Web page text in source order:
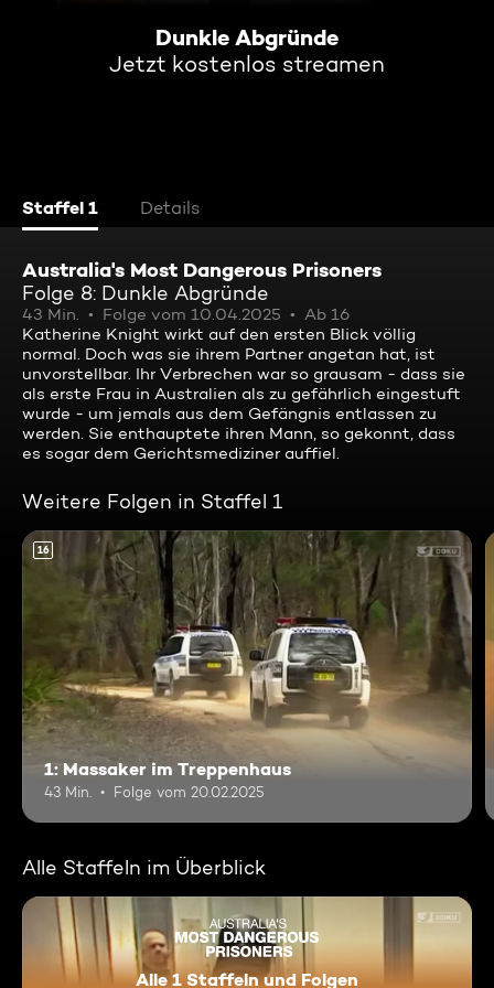
Dunkle Abgründe
Jetzt kostenlos streamen
Staffel 1 Details
Australia's Most Dangerous Prisoners
Folge 8: Dunkle Abgründe
43 Min. Folge vom 10.04.2025
Ab 16
Katherine Knight wirkt auf den ersten Blick völlig
normal. Doch was sie ihrem Partner angetan hat, ist
unvorstellbar. Ihr Verbrechen war so grausam - dass sie
als erste Frau in Australien als zu gefährlich eingestuft
wurde - um jemals aus dem Gefängnis entlassen zu
werden. Sie enthauptete ihren Mann, so gekonnt, dass
es sogar dem Gerichtsmediziner auffiel.
Weitere Folgen in Staffel 1
16
1: Massaker im Treppenhaus
43 Min. Folge vom 20.02.2025
Alle Staffeln im Überblick
Alle 1 Staffeln und Folgen